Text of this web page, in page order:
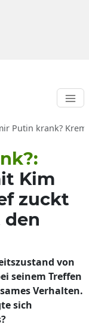
Putin krank?
Kim
zuckt
von
seinem Treffen
Verhalten.
sich